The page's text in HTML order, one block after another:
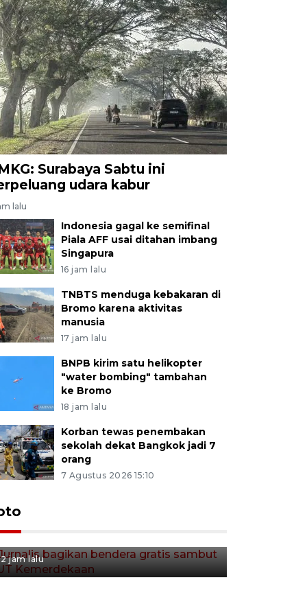
Surabaya Sabtu ini
udara kabur
lalu
Indonesia gagal ke semifinal
Piala AFF usai ditahan imbang
Singapura
16 jam lalu
TNBTS menduga kebakaran di
Bromo karena aktivitas
manusia
17 jam lalu
BNPB kirim satu helikopter
"water bombing" tambahan
ke Bromo
18 jam lalu
Korban tewas penembakan
sekolah dekat Bangkok jadi 7
orang
7 Agustus 2026 15:10
Jurnalis bagikan bendera
gratis sambut HUT
2 jam lalu